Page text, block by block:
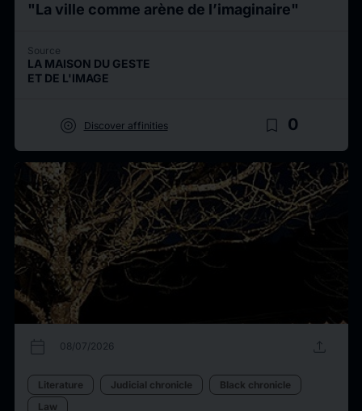
"La ville comme arène de l’imaginaire"
Source
LA MAISON DU GESTE
ET DE L'IMAGE
target Discover affinities bookmark_border 0
calendar_today 08/07/2026 upload
Literature Judicial chronicle
Black chronicle
Law